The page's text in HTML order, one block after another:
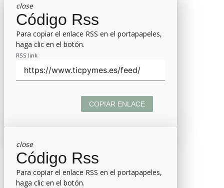
close
Código Rss
Para copiar el enlace RSS en el portapapeles,
haga clic en el botón.
RSS link
COPIAR ENLACE
close
Código Rss
Para copiar el enlace RSS en el portapapeles,
haga clic en el botón.